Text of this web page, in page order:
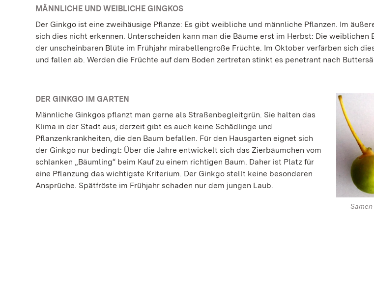
MÄNNLICHE UND WEIBLICHE GINGKOS
Der Ginkgo ist eine zweihäusige Pflanze: Es gibt weibliche und männliche Pflanzen. Im
sich dies nicht erkennen. Unterscheiden kann man die Bäume erst im Herbst: Die weiblichen
der unscheinbaren Blüte im Frühjahr mirabellengroße Früchte. Im Oktober verfärben sich
und fallen ab. Werden die Früchte auf dem Boden zertreten stinkt es penetrant nach
DER GINKGO IM GARTEN
Männliche Ginkgos pflanzt man gerne als Straßenbegleitgrün. Sie halten das
Klima in der Stadt aus; derzeit gibt es auch keine Schädlinge und
Pflanzenkrankheiten, die den Baum befallen. Für den Hausgarten eignet sich
der Ginkgo nur bedingt: Über die Jahre entwickelt sich das Zierbäumchen vom
schlanken „Bäumling“ beim Kauf zu einem richtigen Baum. Daher ist Platz für
eine Pflanzung das wichtigste Kriterium. Der Ginkgo stellt keine besonderen
Ansprüche. Spätfröste im Frühjahr schaden nur dem jungen Laub.